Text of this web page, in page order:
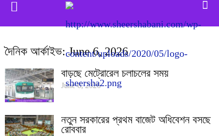
দৈনিক আর্কাইভ: June 6, 2026
বাড়ছে মেট্রোরেল চলাচলের সময়
June 6, 2026
নতুন সরকারের প্রথম বাজেট অধিবেশন বসছে
রোববার